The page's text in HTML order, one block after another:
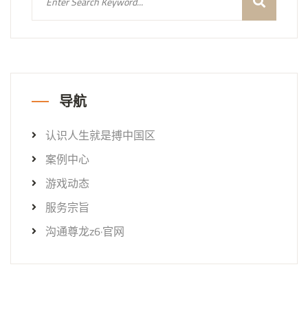
导航
认识人生就是搏中国区
案例中心
游戏动态
服务宗旨
沟通尊龙z6·官网